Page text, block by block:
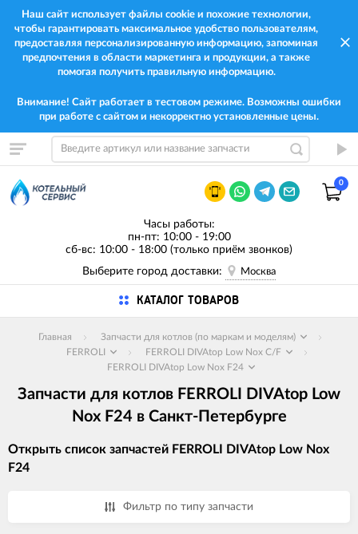
Наш сайт использует файлы cookie и похожие технологии,
чтобы гарантировать максимальное удобство пользователям,
предоставляя персонализированную информацию, запоминая
предпочтения в области маркетинга и продукции, а также
помогая получить правильную информацию.
Внимание! Сайт работает в тестовом режиме. Возможны ошибки
при работе с сайтом и некорректно установленные цены.
0
Часы работы:
пн-пт: 10:00 - 19:00
сб-вс: 10:00 - 18:00 (только приём звонков)
Выберите город доставки:
Москва
КАТАЛОГ ТОВАРОВ
Главная
Запчасти для котлов (по маркам и моделям)
FERROLI
FERROLI DIVAtop Low Nox C/F
FERROLI DIVAtop Low Nox F24
Запчасти для котлов FERROLI DIVAtop Low
Nox F24 в Санкт-Петербурге
Открыть список запчастей FERROLI DIVAtop Low Nox
F24
Фильтр по типу запчасти